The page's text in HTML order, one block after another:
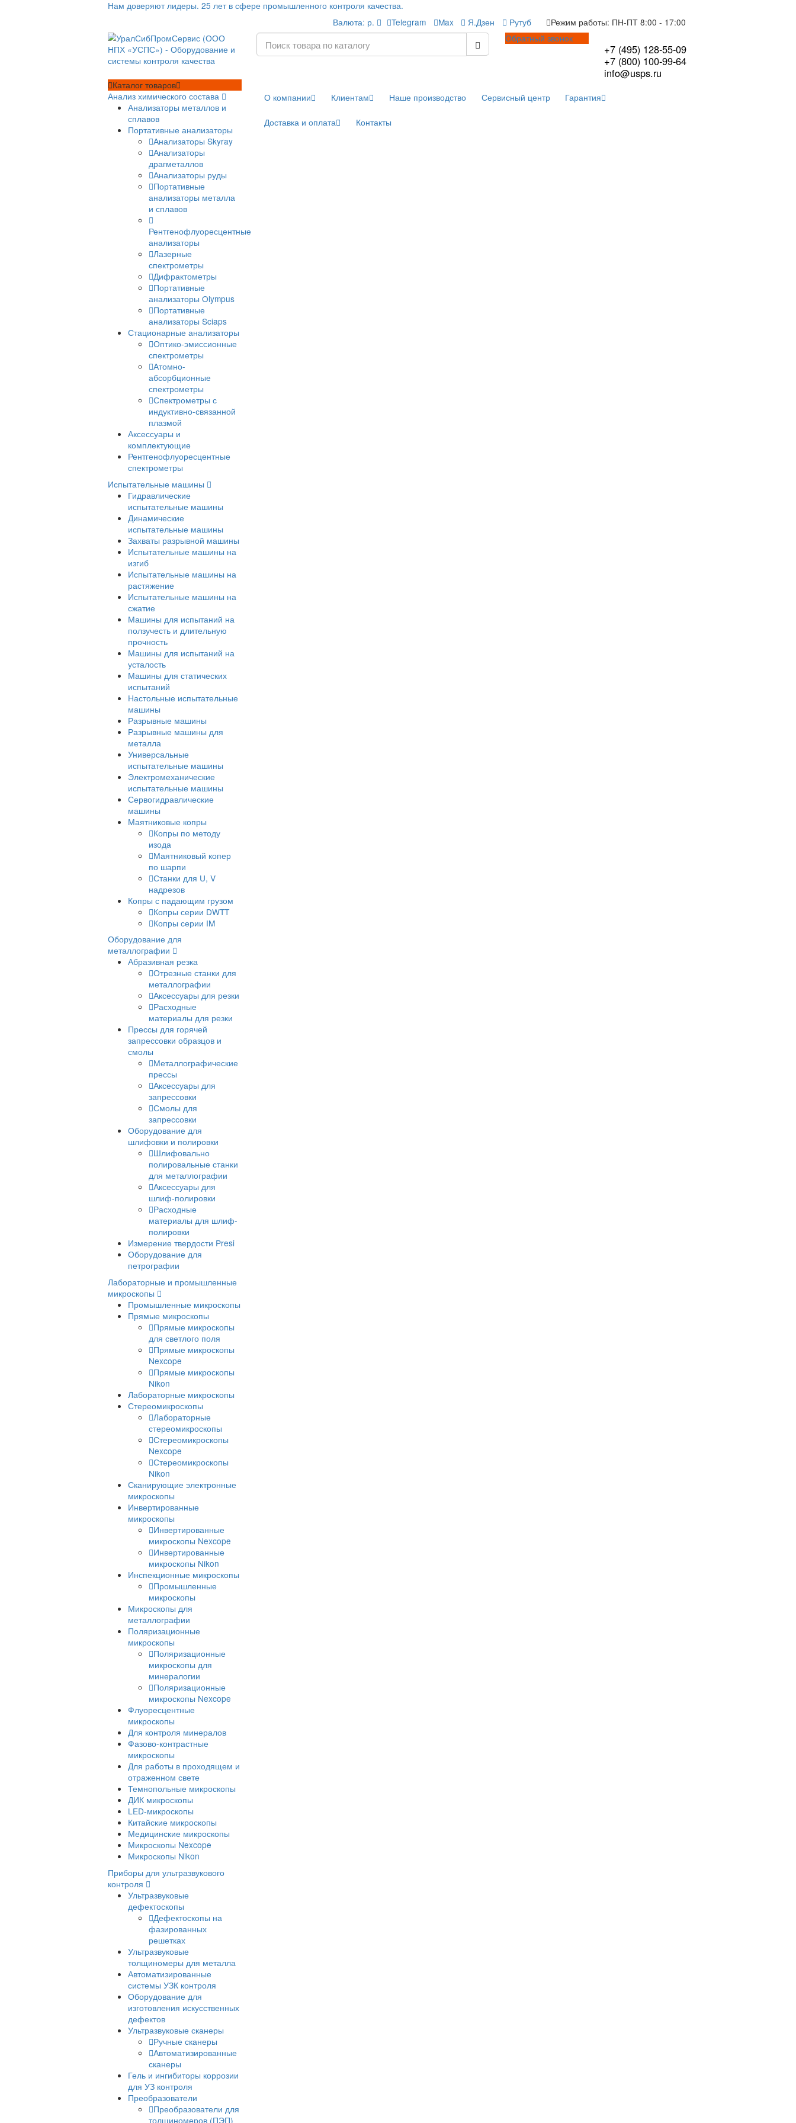
Нам доверяют лидеры. 25 лет в сфере промышленного контроля качества.
Telegram Max Я.Дзен Рутуб Режим работы: ПН-ПТ 8:00 -
Валюта: р.
Обратный звонок
Каталогтоваров
Анализ химического состава
Анализаторы металлов и
сплавов
Портативные анализаторы
Анализаторы Skyray
Анализаторы
драгметаллов
Анализаторы руды
Портативные
анализаторы металла
и сплавов
Рентгенофлуоресцентные
анализаторы
Лазерные
спектрометры
Дифрактометры
Портативные
анализаторы Olympus
Портативные
анализаторы Sciaps
Стационарные анализаторы
Оптико-эмиссионные
спектрометры
Атомно-
абсорбционные
спектрометры
Спектрометры с
индуктивно-связанной
плазмой
Аксессуары и
комплектующие
Рентгенофлуоресцентные
спектрометры
Испытательные машины
Гидравлические
испытательные машины
Динамические
испытательные машины
Захваты разрывной машины
Испытательные машины на
изгиб
Испытательные машины на
растяжение
Испытательные машины на
сжатие
Машины для испытаний на
ползучесть и длительную
прочность
Машины для испытаний на
усталость
Машины для статических
испытаний
Настольные испытательные
машины
Разрывные машины
Разрывные машины для
металла
Универсальные
испытательные машины
Электромеханические
испытательные машины
Сервогидравлические
машины
Маятниковые копры
Копры по методу
изода
Маятниковый копер
по шарпи
Станки для U, V
надрезов
Копры с падающим грузом
Копры серии DWTT
Оборудование для
металлографии
Абразивная резка
Отрезные станки для
металлографии
Аксессуары для резки
Расходные
материалы для резки
Прессы для горячей
запрессовки образцов и
смолы
Металлографические
прессы
Аксессуары для
Смолы для
запрессовки
Оборудование для
шлифовки и полировки
Шлифовально
полировальные станки
для металлографии
Аксессуары для
шлиф-полировки
Расходные
материалы для шлиф-
полировки
Измерение твердости Presi
Оборудование для
петрографии
Лабораторные и промышленные
микроскопы
Промышленные микроскопы
Прямые микроскопы
Прямые микроскопы
для светлого поля
Прямые микроскопы
Nexcope
Прямые микроскопы
Nikon
Лабораторные микроскопы
Стереомикроскопы
стереомикроскопы
Стереомикроскопы
Nexcope
Стереомикроскопы
Nikon
Сканирующие электронные
микроскопы
Инвертированные
микроскопы
Инвертированные
микроскопы Nexcope
Инвертированные
микроскопы Nikon
Инспекционные микроскопы
Промышленные
микроскопы
Микроскопы для
металлографии
Поляризационные
микроскопы
Поляризационные
микроскопы для
минералогии
Поляризационные
микроскопы Nexcope
Флуоресцентные
микроскопы
Для контроля минералов
Фазово-контрастные
микроскопы
Для работы в проходящем и
отраженном свете
Темнопольные микроскопы
ДИК микроскопы
LED-микроскопы
Китайские микроскопы